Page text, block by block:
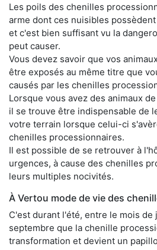
Les poils des chenilles
arme dont ces nuisibles
et c'est bien suffisant vu la
peut causer.
Vous devez savoir que vos
être exposés au même titre que
causés par les chenilles
Lorsque vous avez des animaux
il se trouve être indispensable de
votre terrain lorsque celui-ci
chenilles processionnaires.
Il est possible de se retrouver à
urgences, à cause des chenilles
leurs multiples nocivités.
À Vertou mode de vie des
C'est durant l'été, entre le mois de
septembre que la chenille
transformation et devient un